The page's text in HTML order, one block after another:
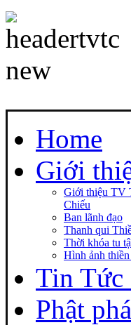
Home
Giới
Giới thiệu TV
Chiếu
Ban lãnh đạo
Thanh qui
Thời khóa tu
Hình ảnh
Tin Tức
Phật